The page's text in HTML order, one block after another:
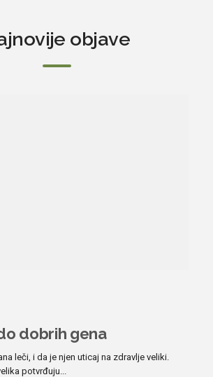
objave
dobrih gena
leči, i da je njen uticaj na zdravlje veliki.
potvrđuju...